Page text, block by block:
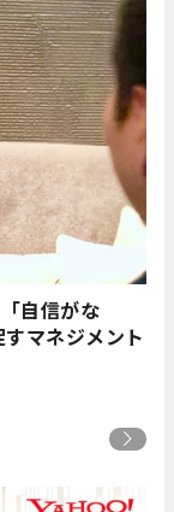
自信がな
マネジメント